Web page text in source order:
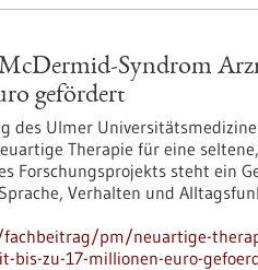
Syndrom
gefördert
Ulmer
Therapie für eine
Forschungsprojekts steht ein
Verhalten und
pm/neuartige-
bis-zu-17-millionen-euro-